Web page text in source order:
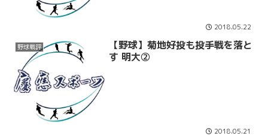
2018.05.22
野球戦評
【野球】菊地好投も投手戦を落と
す 明大②
2018.05.21